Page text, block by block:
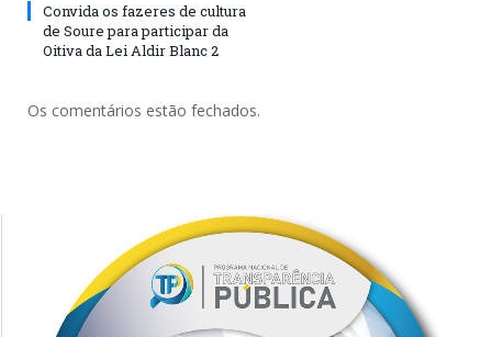
Convida os fazeres de cultura
de Soure para participar da
Oitiva da Lei Aldir Blanc 2
Os comentários estão fechados.